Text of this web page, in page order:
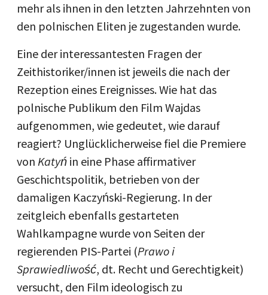
mehr als ihnen in den letzten Jahrzehnten von
den polnischen Eliten je zugestanden wurde.
Eine der interessantesten Fragen der
Zeithistoriker/innen ist jeweils die nach der
Rezeption eines Ereignisses. Wie hat das
polnische Publikum den Film Wajdas
aufgenommen, wie gedeutet, wie darauf
reagiert? Unglücklicherweise fiel die Premiere
von Katyń in eine Phase affirmativer
Geschichtspolitik, betrieben von der
damaligen Kaczyński-Regierung. In der
zeitgleich ebenfalls gestarteten
Wahlkampagne wurde von Seiten der
regierenden PIS-Partei (Prawo i
Sprawiedliwość, dt. Recht und Gerechtigkeit)
versucht, den Film ideologisch zu